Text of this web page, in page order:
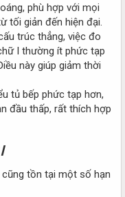
phù hợp với mọi
tối giản đến hiện đại.
trúc thẳng, việc đo
I thường ít phức tạp
này giúp giảm thời
tủ bếp phức tạp hơn,
đầu thấp, rất thích hợp
cũng tồn tại một số hạn